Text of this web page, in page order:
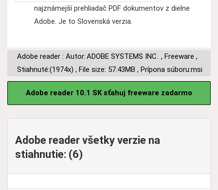
najznámejší prehliadač PDF dokumentov z dielne
Adobe. Je to Slovenská verzia.
Adobe reader : Autor:ADOBE SYSTEMS INC. , Freeware ,
Stiahnuté:(1974x) , File size: 57.43MB , Prípona súboru:msi
Adobe reader 10.1 SK sťahuj freeware zadarmo
Adobe reader všetky verzie na
stiahnutie: (6)